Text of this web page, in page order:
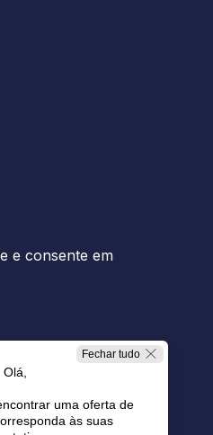
e consente em
Fechar tudo
Olá,
uma oferta de
às suas